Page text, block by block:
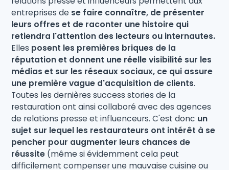
entreprises de se faire connaître, de présenter
leurs offres et de raconter une histoire qui
retiendra l'attention des lecteurs ou internautes.
Elles posent les premières briques de la
réputation et donnent une réelle visibilité sur les
médias et sur les réseaux sociaux, ce qui assure
une première vague d'acquisition de clients.
Toutes les dernières success stories de la
restauration ont ainsi collaboré avec des agences
de relations presse et influenceurs. C'est donc un
sujet sur lequel les restaurateurs ont intérêt à se
pencher pour augmenter leurs chances de
réussite (même si évidemment cela peut
difficilement compenser une mauvaise cuisine ou